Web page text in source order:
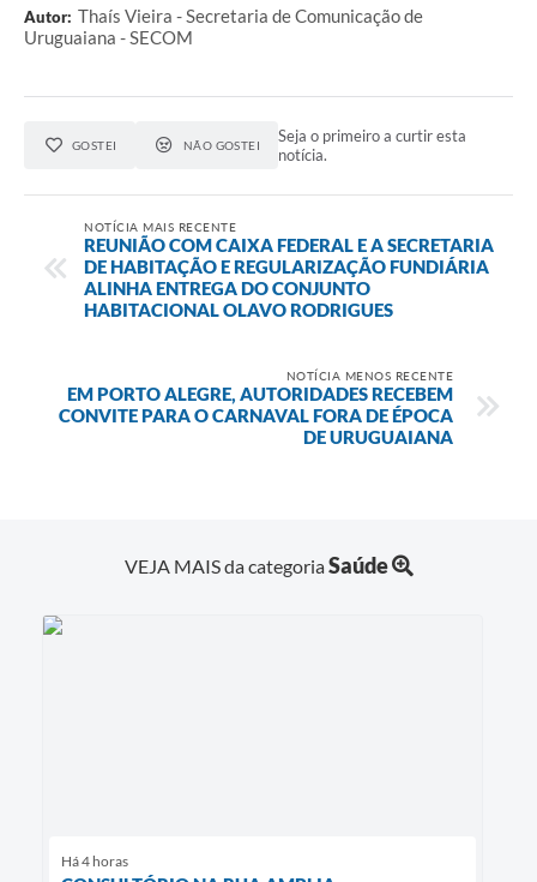
Autor: Thaís Vieira - Secretaria de Comunicação de
Uruguaiana - SECOM
GOSTEI NÃO GOSTEI
Seja o primeiro a curtir esta
notícia.
NOTÍCIA MAIS RECENTE
REUNIÃO COM CAIXA FEDERAL E A SECRETARIA
DE HABITAÇÃO E REGULARIZAÇÃO FUNDIÁRIA
ALINHA ENTREGA DO CONJUNTO
HABITACIONAL OLAVO RODRIGUES
NOTÍCIA MENOS RECENTE
EM PORTO ALEGRE, AUTORIDADES RECEBEM
CONVITE PARA O CARNAVAL FORA DE ÉPOCA
DE URUGUAIANA
VEJA MAIS da categoriaSaúde
Há 4 horas